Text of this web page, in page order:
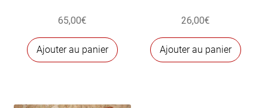
65,00€
Ajouter au panier
26,00€
Ajouter au panier